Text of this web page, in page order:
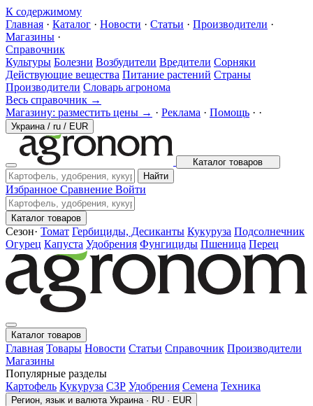
К содержимому
Главная · Каталог · Новости · Статьи · Производители ·
Магазины ·
Справочник
Культуры Болезни Возбудители Вредители Сорняки
Действующие вещества Питание растений Страны
Производители Словарь агронома
Весь справочник →
Магазину: разместить цены → · Реклама · Помощь · ·
Украина / ru / EUR
Каталог товаров
Найти
Избранное Сравнение Войти
Каталог товаров
Сезон· Томат Гербициды, Десиканты Кукуруза Подсолнечник
Огурец Капуста Удобрения Фунгициды Пшеница Перец
Каталог товаров
Главная Товары Новости Статьи Справочник Производители
Магазины
Популярные разделы
Картофель Кукуруза СЗР Удобрения Семена Техника
Регион, язык и валюта Украина · RU · EUR